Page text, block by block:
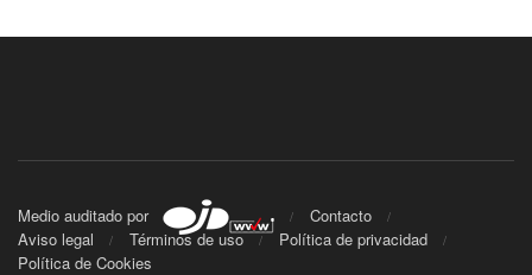
Medio auditado por
Contacto
Aviso legal
Términos de uso
Política de privacidad
Política de Cookies